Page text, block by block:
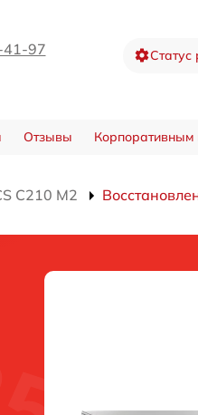
41-97 Статус
Отзывы Корпоративным
C210 M2